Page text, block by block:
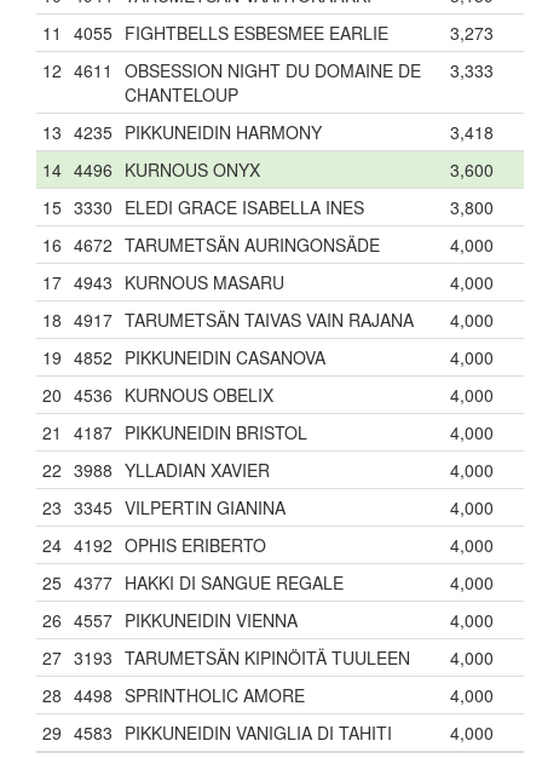
11
4055 FIGHTBELLS ESBESMEE EARLIE
3,273
12 4611
OBSESSION NIGHT DU DOMAINE DE
CHANTELOUP
3,333
13 4235 PIKKUNEIDIN HARMONY
3,418
14 4496 KURNOUS ONYX
3,600
15 3330 ELEDI GRACE ISABELLA INES
3,800
16 4672 TARUMETSÄN AURINGONSÄDE
4,000
17 4943 KURNOUS MASARU
4,000
18 4917 TARUMETSÄN TAIVAS VAIN RAJANA
4,000
19 4852 PIKKUNEIDIN CASANOVA
4,000
20 4536 KURNOUS OBELIX
4,000
21
4187 PIKKUNEIDIN BRISTOL
4,000
22 3988 YLLADIAN XAVIER
4,000
23 3345 VILPERTIN GIANINA
4,000
24 4192 OPHIS ERIBERTO
4,000
25 4377 HAKKI DI SANGUE REGALE
4,000
26 4557 PIKKUNEIDIN VIENNA
4,000
27 3193 TARUMETSÄN KIPINÖITÄ TUULEEN
4,000
28 4498 SPRINTHOLIC AMORE
4,000
29 4583 PIKKUNEIDIN VANIGLIA DI TAHITI 4,000